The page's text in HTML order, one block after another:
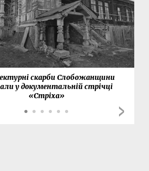
скарби Слобожанщини
у документальній стрічці
«Стріха»